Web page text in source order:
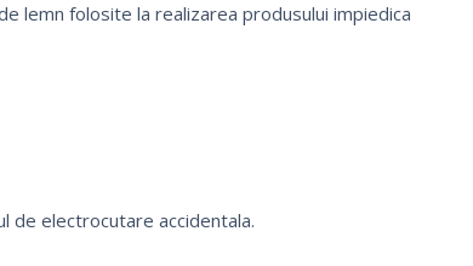
lemn folosite la realizarea produsului impiedica
de electrocutare accidentala.